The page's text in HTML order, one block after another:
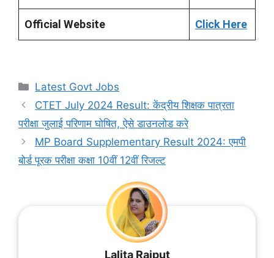
Official Website Click Here
Categories
Latest Govt Jobs
CTET July 2024 Result: केंद्रीय शिक्षक पात्रता
परीक्षा जुलाई परिणाम घोषित, ऐसे डाउनलोड करे
MP Board Supplementary Result 2024: एमपी
बोर्ड पूरक परीक्षा कक्षा 10वीं 12वीं रिजल्ट
Lalita Rajput